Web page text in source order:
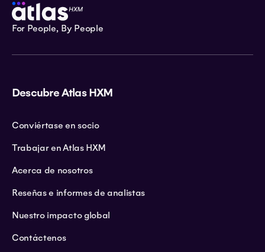
For People, By People
Descubre Atlas HXM
Conviértase en socio
Trabajar en Atlas HXM
Acerca de nosotros
Reseñas e informes de analistas
Nuestro impacto global
Contáctenos